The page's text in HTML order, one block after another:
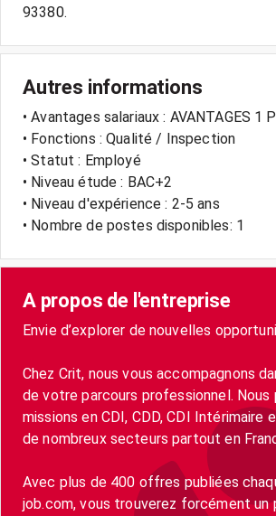
Autres informations
• Avantages salariaux : AVANTAGES 1
• Fonctions : Qualité / Inspection
• Statut : Employé
• Niveau étude : BAC+2
• Niveau d'expérience : 2-5 ans
• Nombre de postes disponibles: 1
A propos de l'entreprise
Envie d’explorer de nouvelles
Chez Crit, nous vous accompagnons
de votre parcours professionnel. Nous
missions en CDI, CDD, CDI Intérimaire
de nombreux secteurs partout en
Avec plus de 400 offres publiées
job.com, vous trouverez forcément un